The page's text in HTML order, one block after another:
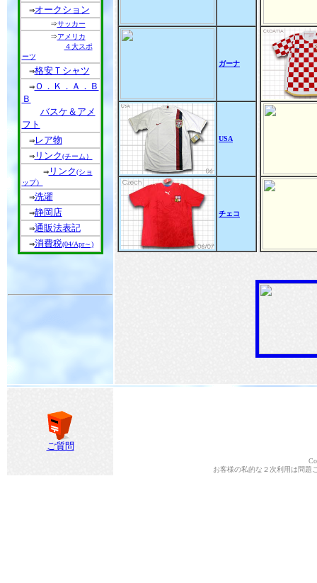
⇒オークション
⇒サッカー
⇒アメリカ
４大スポ
ーツ
⇒格安Ｔシャツ
⇒Ｏ．Ｋ．Ａ．Ｂ
Ｂ
バスケ＆アメ
フト
⇒レア物
⇒リンク(チーム）
⇒リンク(ショ
ップ）
⇒洗濯
⇒静岡店
⇒通販法表記
⇒消費税(04/Apr～)
ガーナ
USA
チェコ
ご質問
お客様の私的な２次利用は問題